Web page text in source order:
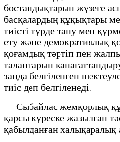
бостандықтарын жүзеге
басқалардың құқықтары
тиісті түрде тану мен
ету және демократиялық
қоғамдық тәртіп пен жалпы
талаптарын
заңда белгіленген
тиіс деп белгіленеді.
Сыбайлас жемқорлық
қарсы күреске жазылған
қабылданған халықаралық